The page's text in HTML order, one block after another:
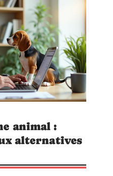
animal :
alternatives